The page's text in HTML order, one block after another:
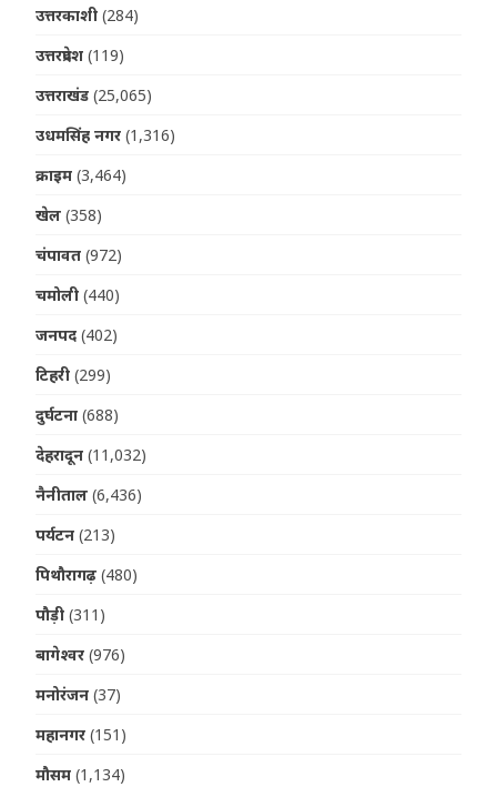
उत्तरकाशी (284)
उत्तरप्रदेश (119)
उत्तराखंड (25,065)
उधमसिंह नगर (1,316)
क्राइम (3,464)
खेल (358)
चंपावत (972)
चमोली (440)
जनपद (402)
टिहरी (299)
दुर्घटना (688)
देहरादून (11,032)
नैनीताल (6,436)
पर्यटन (213)
पिथौरागढ़ (480)
पौड़ी (311)
बागेश्वर (976)
मनोरंजन (37)
महानगर (151)
मौसम (1,134)